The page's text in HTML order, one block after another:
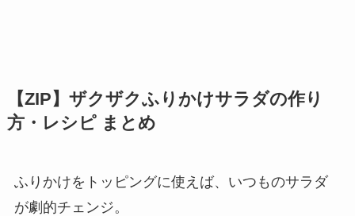
【ZIP】ザクザクふりかけサラダの作り
方・レシピ まとめ
ふりかけをトッピングに使えば、いつものサラダ
が劇的チェンジ。